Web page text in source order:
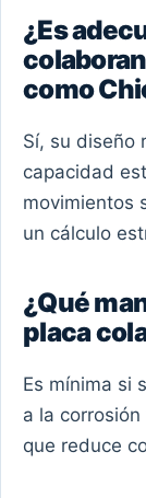
¿Es
como
Sí, su diseño
capacidad
movimientos
un cálculo
¿Qué
placa
Es mínima si
a la
que reduce